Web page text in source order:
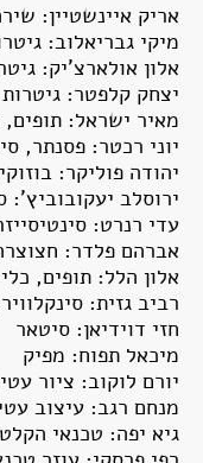
אריק איינשטיין:
מיקי גבריאלוב:
אלון אולארצ'יק:
יצחק קלפטר: גיטרות
מאיר ישראל:
יוני רכטר: פסנתר,
יהודה פוליקר:
ירוסלב יעקובוביץ':
עדי רנרט:
אברהם פלדר:
אלון הלל: תופים,
רביב גזית:
חזי דוידיאן: סיטאר
מיכאל תפוח: מפיק
יורם לוקוב: ציור
מנחם רגב: עיצוב
גיא יפה: טכנאי